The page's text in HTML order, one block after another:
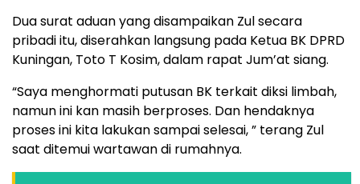
Dua surat aduan yang disampaikan Zul secara
pribadi itu, diserahkan langsung pada Ketua BK DPRD
Kuningan, Toto T Kosim, dalam rapat Jum’at siang.
“Saya menghormati putusan BK terkait diksi limbah,
namun ini kan masih berproses. Dan hendaknya
proses ini kita lakukan sampai selesai, ” terang Zul
saat ditemui wartawan di rumahnya.